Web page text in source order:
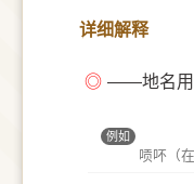
详细解释
◎ ——地名用
例如
唝吥（